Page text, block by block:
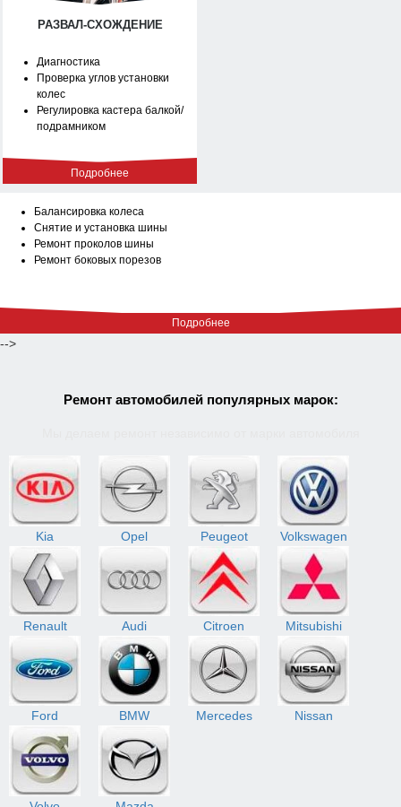
РАЗВАЛ-СХОЖДЕНИЕ
Диагностика
Проверка углов установки
колес
Регулировка кастера балкой/
подрамником
Подробнее
Балансировка колеса
Снятие и установка шины
Ремонт проколов шины
Ремонт боковых порезов
Подробнее
-->
Ремонт автомобилей популярных марок:
Kia Opel Peugeot Volkswagen
Renault Audi Citroen Mitsubishi
Ford BMW Mercedes Nissan